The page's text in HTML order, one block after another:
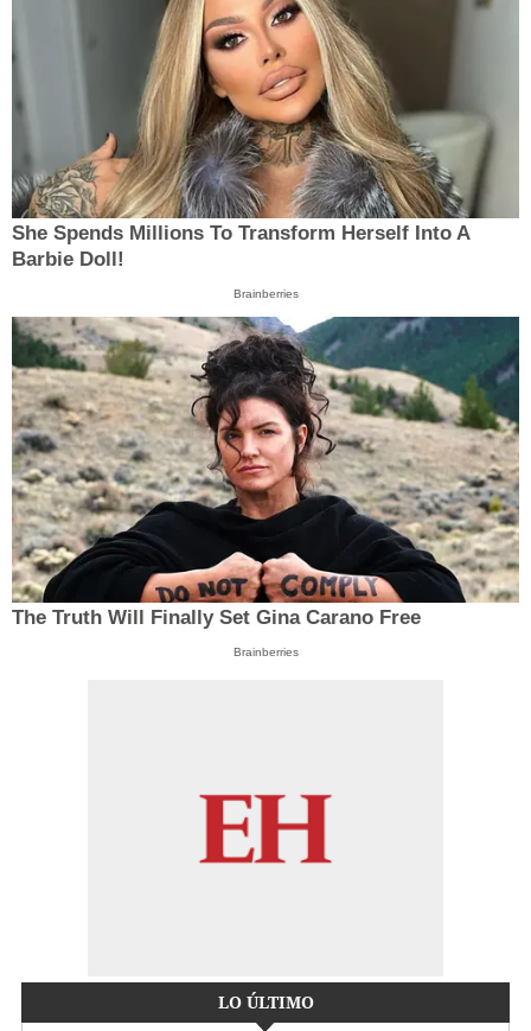
She Spends Millions To Transform Herself Into A
Barbie Doll!
Brainberries
The Truth Will Finally Set Gina Carano Free
Brainberries
LO ÚLTIMO